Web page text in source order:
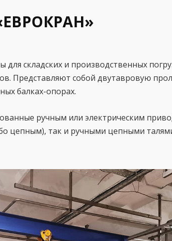
складских и производственных
Представляют собой двутавровую
балках-опорах.
ручным или электрическим
цепным), так и ручными цепными